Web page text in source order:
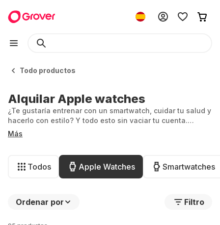
Todo productos
Alquilar Apple watches
¿Te gustaría entrenar con un smartwatch, cuidar tu salud y
hacerlo con estilo? Y todo esto sin vaciar tu cuenta.
Entonces estás en el sitio adecuado. Con Grover, puedes
alquilar tu Apple Watch de forma fácil, flexible y sin
Más
Todos Apple Watches Smartwatches
Ordenar por Filtro